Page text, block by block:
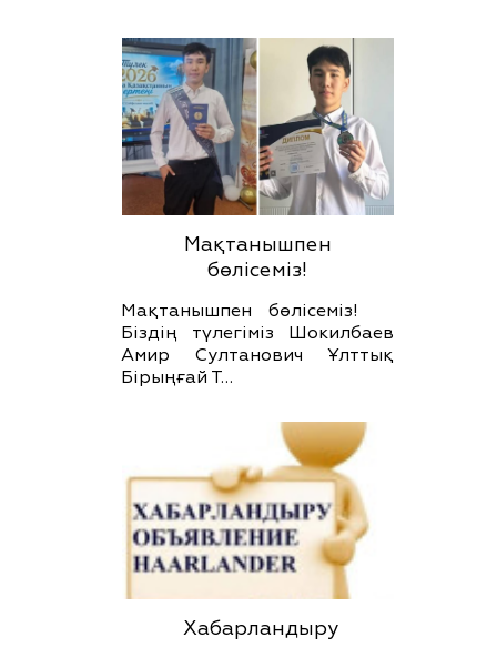
Мақтанышпен
бөлісеміз!
Мақтанышпен бөлісеміз!
Біздің түлегіміз Шокилбаев
Амир Султанович Ұлттық
Бірыңғай Т…
Хабарландыру